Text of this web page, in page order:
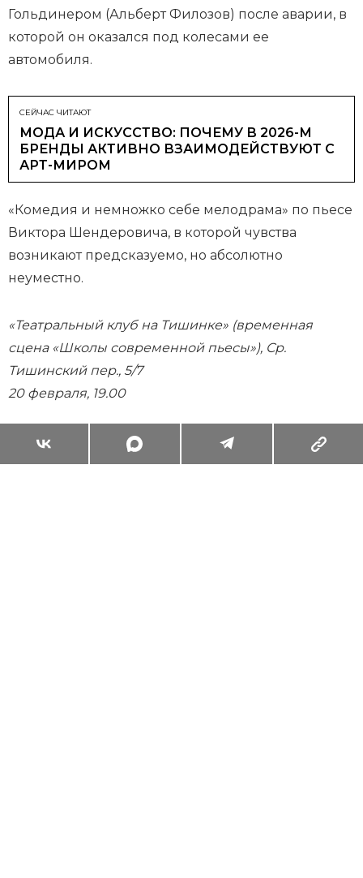
Гольдинером (Альберт Филозов) после аварии, в
которой он оказался под колесами ее
автомобиля.
СЕЙЧАС ЧИТАЮТ
МОДА И ИСКУССТВО: ПОЧЕМУ В 2026-М
БРЕНДЫ АКТИВНО ВЗАИМОДЕЙСТВУЮТ С
АРТ-МИРОМ
«Комедия и немножко себе мелодрама» по пьесе
Виктора Шендеровича, в которой чувства
возникают предсказуемо, но абсолютно
неуместно.
«Театральный клуб на Тишинке» (временная
сцена «Школы современной пьесы»), Ср.
Тишинский пер., 5/7
20 февраля, 19.00